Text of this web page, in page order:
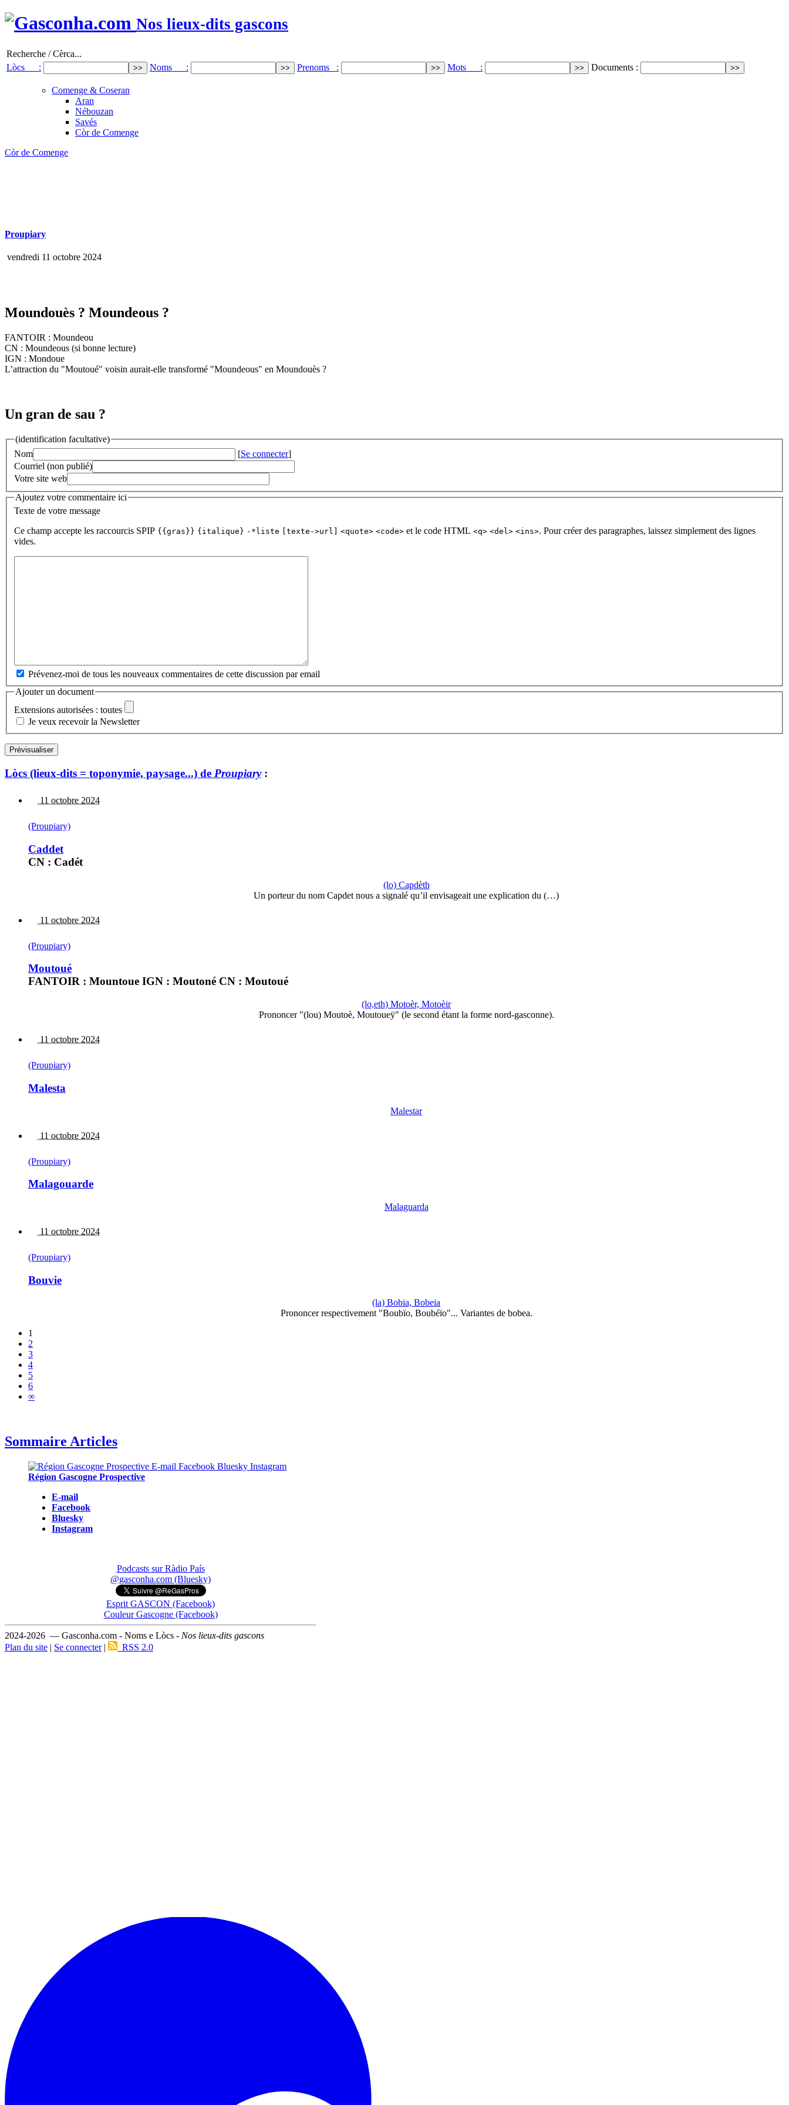
Nos lieux-dits gascons
Recherche / Cèrca...
Lòcs :
Noms : Prenoms : Mots : Documents :
Comenge & Coseran
Aran
Nébouzan
Savés
Còr de Comenge
Còr de Comenge
Proupiary
vendredi 11 octobre 2024
Moundouès ? Moundeous ?
FANTOIR : Moundeou
CN : Moundeous (si bonne lecture)
IGN : Mondoue
L’attraction du "Moutoué" voisin aurait-elle transformé "Moundeous" en Moundouès ?
Un gran de sau ?
(identification facultative)
Nom
[Se connecter]
Courriel (non publié)
Votre site web
Ajoutez votre commentaire ici
Texte de votre message
Ce champ accepte les raccourcis SPIP {{gras}} {italique} -*liste [texte->url] <quote> <code> et le code HTML <q> <del> <ins>. Pour créer des paragraphes, laissez simplement des lignes
vides.
Prévenez-moi de tous les nouveaux commentaires de cette discussion par email
Ajouter un document
Extensions autorisées : toutes
Je veux recevoir la Newsletter
Lòcs (lieux-dits = toponymie, paysage...) de Proupiary:
11 octobre 2024
(Proupiary)
Caddet
CN : Cadét
(lo) Capdèth
Un porteur du nom Capdet nous a signalé qu’il envisageait une explication du (…)
11 octobre 2024
(Proupiary)
Moutoué
FANTOIR : Mountoue IGN : Moutoné CN : Moutoué
(lo,eth) Motoèr, Motoèir
Prononcer "(lou) Moutoè, Moutoueÿ" (le second étant la forme nord-gasconne).
11 octobre 2024
(Proupiary)
Malesta
Malestar
11 octobre 2024
(Proupiary)
Malagouarde
Malaguarda
11 octobre 2024
(Proupiary)
Bouvie
(la) Bobia, Bobeia
Prononcer respectivement "Boubïo, Boubéïo"... Variantes de bobea.
1
2
3
4
5
6
∞
Sommaire Articles
Région Gascogne Prospective
E-mail
Facebook
Bluesky
Instagram
Podcasts sur Ràdio País
@gasconha.com (Bluesky)
Esprit GASCON (Facebook)
Couleur Gascogne (Facebook)
2024-2026 — Gasconha.com - Noms e Lòcs - Nos lieux-dits gascons
Plan du site | Se connecter| RSS 2.0